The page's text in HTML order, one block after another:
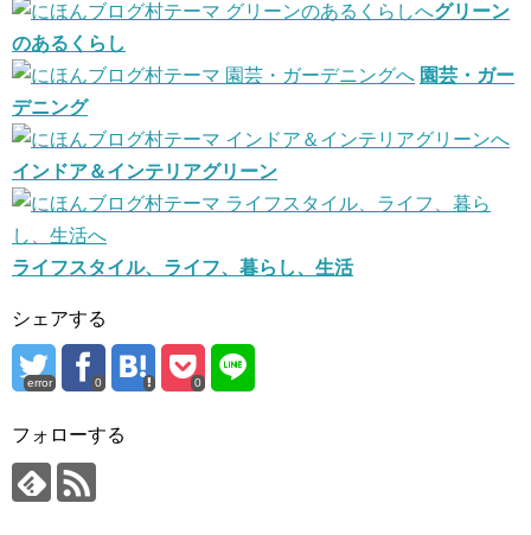
グリーン
のあるくらし
園芸・ガー
デニング
インドア＆インテリアグリーン
ライフスタイル、ライフ、暮らし、生活
シェアする
error 0 0
フォローする